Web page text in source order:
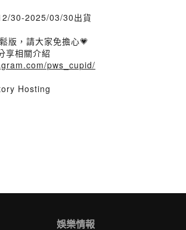
30-2025/03/30出貨
版，請大家免擔心💗
享相關介紹
pws_cupid/
Hosting
娛樂情報